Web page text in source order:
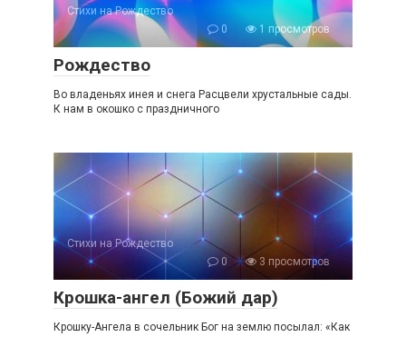
Стихи на Рождество
0
1 просмотров
Рождество
Во владеньях инея и снега Расцвели хрустальные сады.
К нам в окошко с праздничного
Стихи на Рождество
0
3 просмотров
Крошка-ангел (Божий дар)
Крошку-Ангела в сочельник Бог на землю посылал: «Как